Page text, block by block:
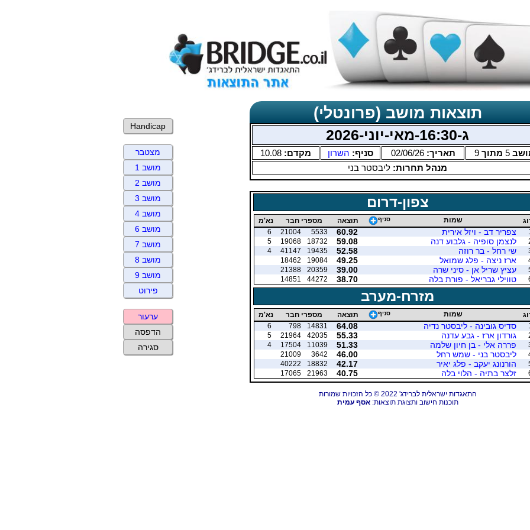
תוצאות מושב (פרונטלי)
ג-16:30-מאי-יוני-2026
5 מתוך9 תאריך:02/06/26 סניף: השרון מקדם: 10.08
מנהל תחרות: ליבסטר בני
צפון-דרום
שמות סניף תוצאה מספרי חבר
נא'מ
1
צפריר דב - ויזל אירית 60.92
5533
21004
6
לנצמן סופיה - גלבוע דנה 59.08
18732
19068
5
שי רחל - בר רוזה 52.58
19435
41147
4
ארז ניצה - פלג שמואל 49.25
19084
18462
עציץ שריל אן - סיני שרה 39.00
20359
21388
טווילי גבריאל - פורת בלה 38.70
44272
14851
מזרח-מערב
שמות סניף תוצאה מספרי חבר
נא'מ
1
סדיס גובינה - ליבסטר נדיה 64.08
14831
798
6
גורדון ארז - גבע עדנה 55.33
42035
21964
5
פררה אלי - בן חיון שלמה 51.33
11039
17504
4
ליבסטר בני - שמש רחל 46.00
3642
21009
הורנונג יעקב - פלג יאיר 42.17
18832
40222
זלצר בתיה - הלוי בלה 40.75
21963
17065
התאגדות ישראלית לברידג' 2022 © כל הזכויות שמורות
תוכנות חישוב ותצוגת תוצאות:אסף עמית
Handicap
מצטבר
מושב 1
מושב 2
מושב 3
מושב 4
מושב 6
מושב 7
מושב 8
מושב 9
פירוט
ערעור
הדפסה
סגירה